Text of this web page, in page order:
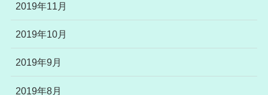
2019年11月
2019年10月
2019年9月
2019年8月